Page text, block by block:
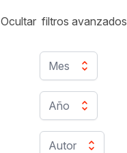
Mes
Año
Autor
Ocultar filtros avanzados